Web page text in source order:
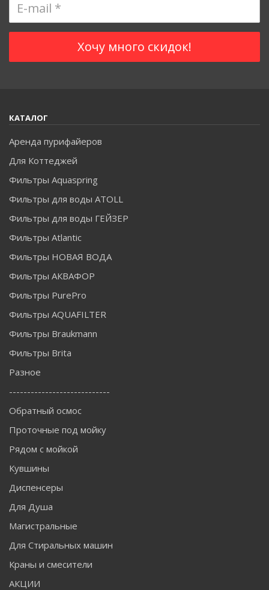
КАТАЛОГ
Аренда пурифайеров
Для Коттеджей
Фильтры Aquaspring
Фильтры для воды ATOLL
Фильтры для воды ГЕЙЗЕР
Фильтры Atlantic
Фильтры НОВАЯ ВОДА
Фильтры АКВАФОР
Фильтры PurePro
Фильтры AQUAFILTER
Фильтры Braukmann
Фильтры Brita
Разное
----------------------------
Обратный осмос
Проточные под мойку
Рядом с мойкой
Кувшины
Диспенсеры
Для Душа
Магистральные
Для Стиральных машин
Краны и смесители
АКЦИИ